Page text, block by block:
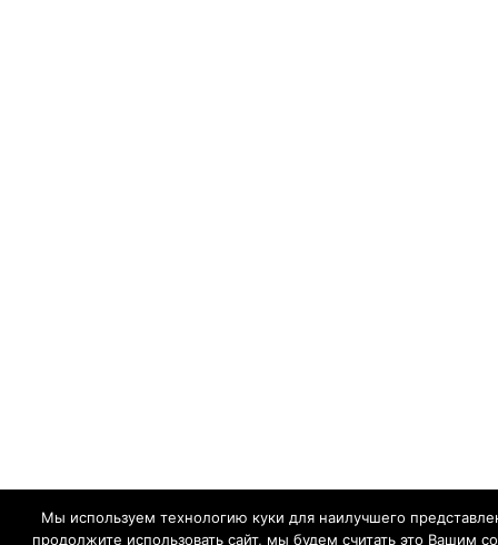
Мы используем технологию куки для наилучшего
продолжите использовать сайт, мы будем считать это Вашим